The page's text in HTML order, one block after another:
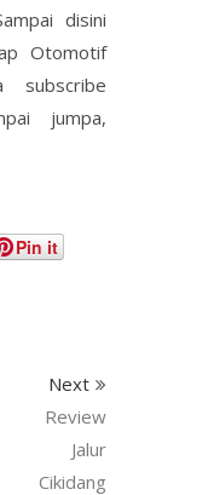
disini
Otomotif
jumpa,
Pin it
Next
Review
Jalur
Cikidang